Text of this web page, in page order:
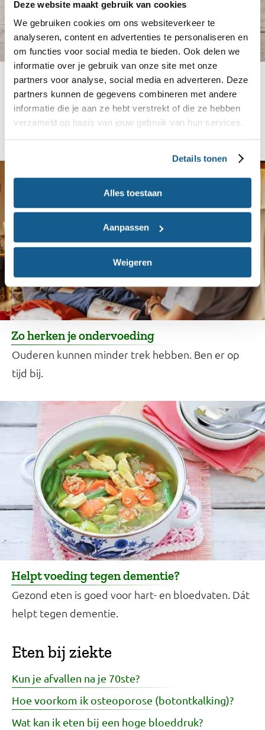
Deze website maakt gebruik van cookies
We gebruiken cookies om ons websiteverkeer te
analyseren, content en advertenties te personaliseren en
om functies voor social media te bieden. Ook delen we
informatie over je gebruik van onze site met onze
partners voor analyse, social media en adverteren. Deze
partners kunnen de gegevens combineren met andere
informatie die je aan ze hebt verstrekt of die ze hebben
verzameld op basis van jouw gebruik van hun services.
Details tonen
Alles toestaan
Aanpassen
Weigeren
Zo ga je om met weerstand
Lees meer over hoe je om kunt gaan met
weerstand tegen gezonde voeding en hoe jij het
Zo herken je ondervoeding
Ouderen kunnen minder trek hebben. Ben er op
tijd bij.
Helpt voeding tegen dementie?
Gezond eten is goed voor hart- en bloedvaten. Dát
helpt tegen dementie.
Eten bij ziekte
Kun je afvallen na je 70ste?
Hoe voorkom ik osteoporose (botontkalking)?
Wat kan ik eten bij een hoge bloeddruk?